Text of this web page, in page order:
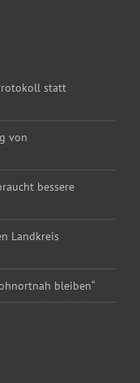
statt
von
bessere
Landkreis
bleiben“